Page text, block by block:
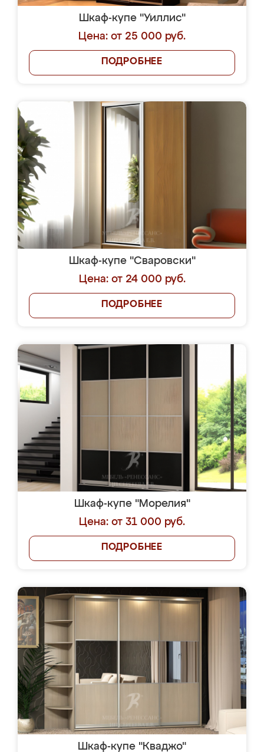
Шкаф-купе "Уиллис"
Цена: от 25 000 руб.
ПОДРОБНЕЕ
Шкаф-купе "Сваровски"
Цена: от 24 000 руб.
ПОДРОБНЕЕ
Шкаф-купе "Морелия"
Цена: от 31 000 руб.
ПОДРОБНЕЕ
Шкаф-купе "Кваджо"